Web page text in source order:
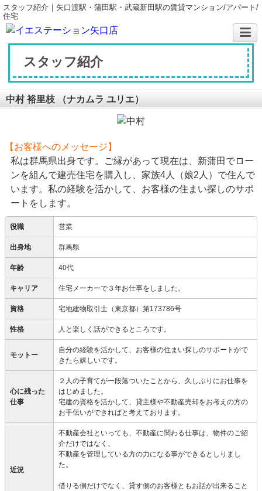
スタッフ紹介｜矢口渡駅・蒲田駅・武蔵新田駅の賃貸マンション/アパート/
住宅
スタッフ紹介
中村 裕里枝 （ナカムラ ユリエ）
【お客様へのメッセージ】
私は群馬県出身です。ご縁があって現在は、新蒲田でロー
ンを組んで建売住宅を購入し、家族4人（娘2人）で住んで
います。私の経験を活かして、お客様の住まい探しのサポ
ートをします。
役職 営業
出身地 群馬県
年齢 40代
キャリア 住宅メーカーで３年お仕事をしました。
資格 宅地建物取引士（東京都）第173786号
性格 人と楽しく話ができるところです。
モットー
自分の経験を活かして、お客様の住まい探しのサポートがで
きたら嬉しいです。
心に残った
仕事
２人の子育てが一段落ついたことから、久しぶりにお仕事を
はじめました。
宅建の資格を活かして、貸主様や不動産売却をお考えの方の
お手伝いができればと考えております。
近況
不動産会社といっても、不動産に関わる仕事は、物件のご紹
介だけではなく、
不動産を管理している方の力になる事ができるとしりまし
た。
借りる側だけでなく、貸す側のお客様ともお話が出来ること